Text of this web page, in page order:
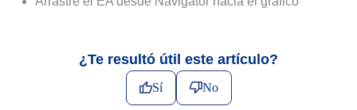
¿Te resultó útil este artículo?
Sí No